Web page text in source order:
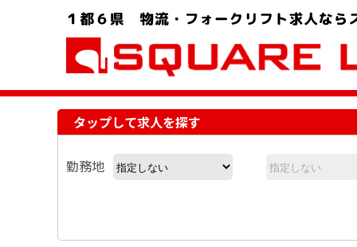
お問い合わせ電話番号：048-757-8232 受付時間 9:00 ～ 18:00
タップして求人を探す
勤務地